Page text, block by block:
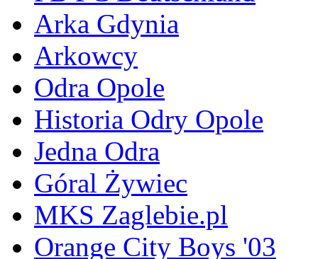
Arka Gdynia
Arkowcy
Odra Opole
Historia Odry Opole
Jedna Odra
Góral Żywiec
MKS Zaglebie.pl
Orange City Boys '03